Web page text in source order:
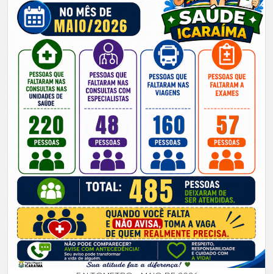
FALTOMETRO - MAIO DE 2026